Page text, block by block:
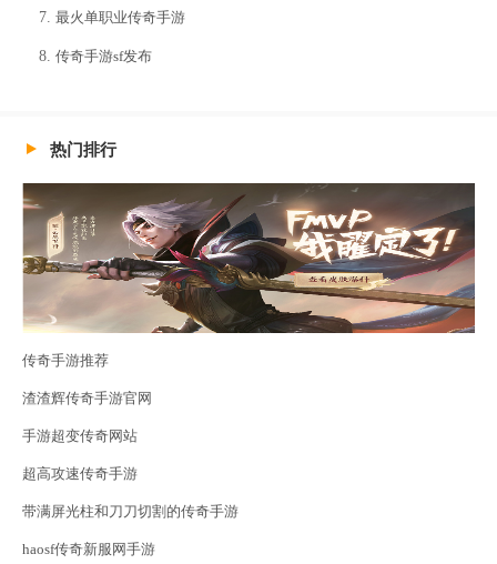
最火单职业传奇手游
传奇手游sf发布
热门排行
传奇手游推荐
渣渣辉传奇手游官网
手游超变传奇网站
超高攻速传奇手游
带满屏光柱和刀刀切割的传奇手游
haosf传奇新服网手游